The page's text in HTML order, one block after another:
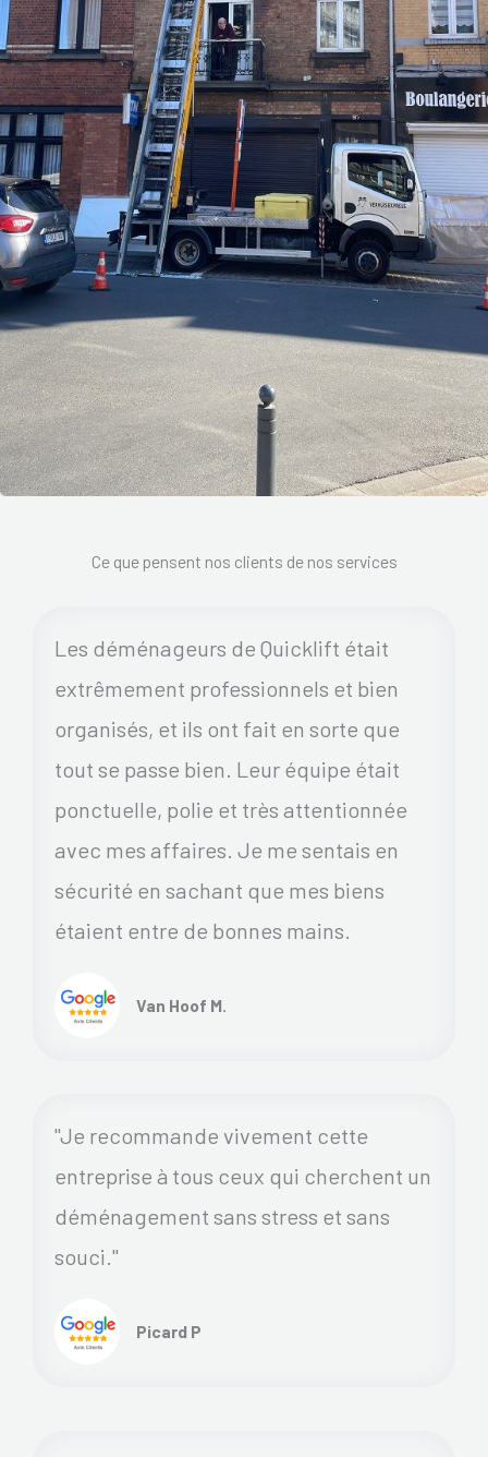
Ce que pensent nos clients de nos services
Les déménageurs de Quicklift était
extrêmement professionnels et bien
organisés, et ils ont fait en sorte que
tout se passe bien. Leur équipe était
ponctuelle, polie et très attentionnée
avec mes affaires. Je me sentais en
sécurité en sachant que mes biens
étaient entre de bonnes mains.
Van Hoof M.
"Je recommande vivement cette
entreprise à tous ceux qui cherchent un
déménagement sans stress et sans
souci."
Picard P